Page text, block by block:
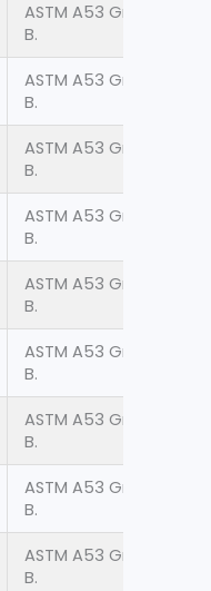
ASTM A53 Gr.
B.
ASTM A53 Gr.
B.
ASTM A53 Gr.
B.
ASTM A53 Gr.
B.
ASTM A53 Gr.
B.
ASTM A53 Gr.
B.
ASTM A53 Gr.
B.
ASTM A53 Gr.
B.
ASTM A53 Gr.
B.